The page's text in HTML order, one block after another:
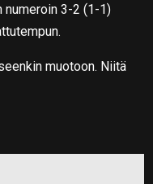
numeroin 3-2 (1-1)
muotoon. Niitä